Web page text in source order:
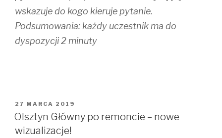
wskazuje do kogo kieruje pytanie.
Podsumowania: każdy uczestnik ma do
dyspozycji 2 minuty
OPUBLIKOWANE
W
27 MARCA 2019
Olsztyn Główny po remoncie – nowe
wizualizacje!